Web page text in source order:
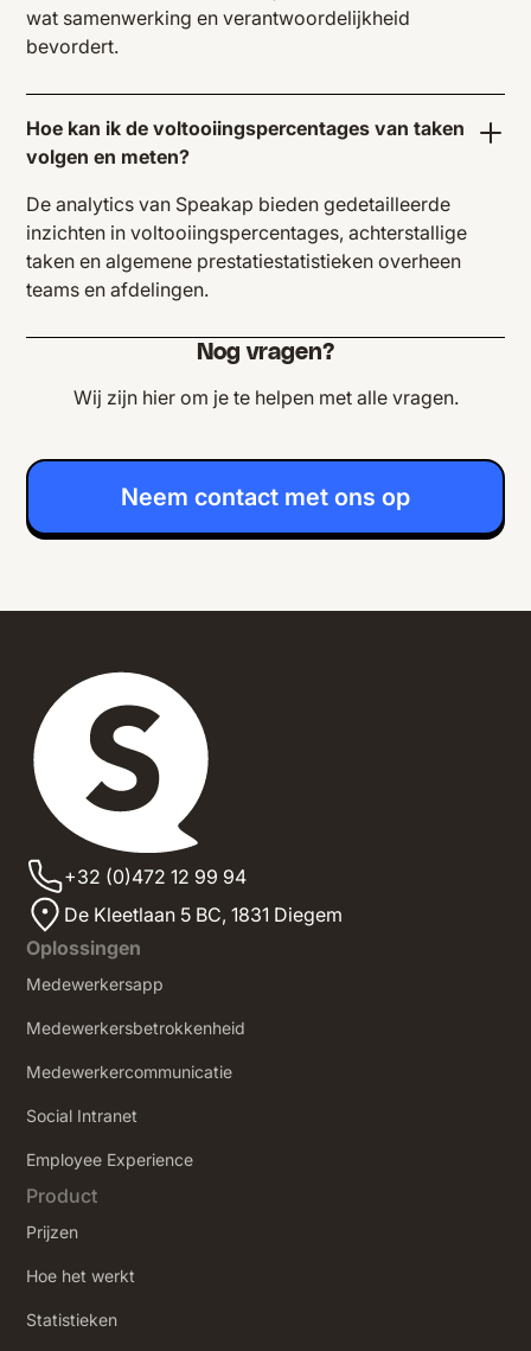
wat samenwerking en verantwoordelijkheid
bevordert.
Hoe kan ik de voltooiingspercentages van taken
volgen en meten?
De analytics van Speakap bieden gedetailleerde
inzichten in voltooiingspercentages, achterstallige
taken en algemene prestatiestatistieken overheen
teams en afdelingen.
Nog vragen?
Wij zijn hier om je te helpen met alle vragen.
Neem contact met ons op
+32 (0)472 12 99 94
De Kleetlaan 5 BC, 1831 Diegem
Oplossingen
Medewerkersapp
Medewerkersbetrokkenheid
Medewerkercommunicatie
Social Intranet
‍Employee Experience
Product
Prijzen
Hoe het werkt
Statistieken